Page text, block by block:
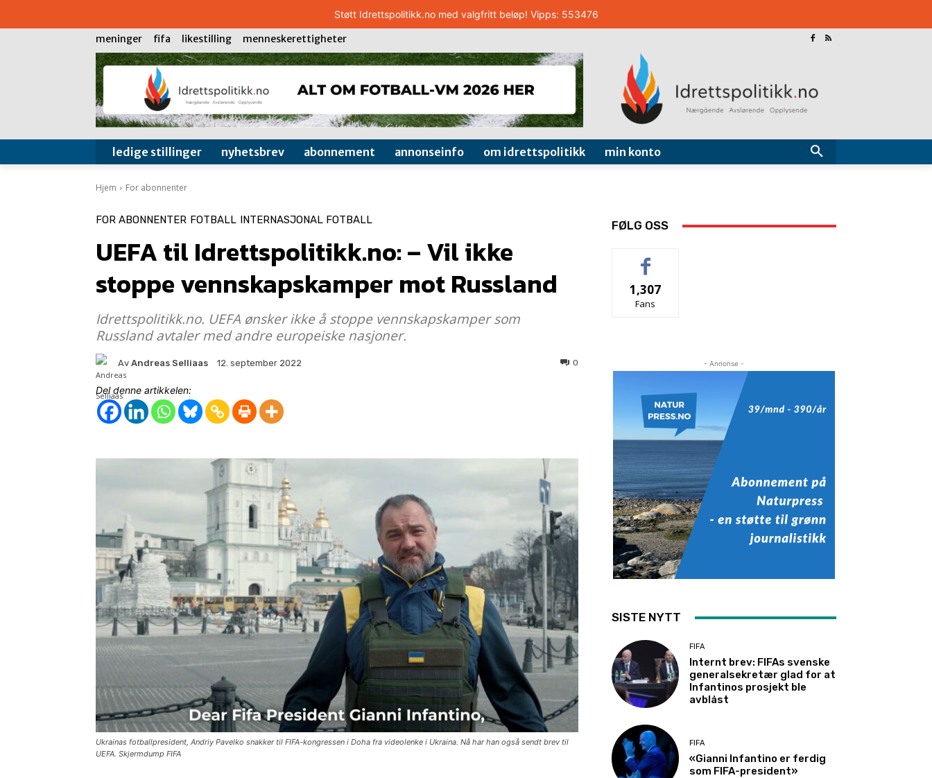
Støtt Idrettspolitikk.no med valgfritt beløp! Vipps: 553476
meninger fifa likestilling menneskerettigheter
ledige stillinger nyhetsbrev abonnement annonseinfo om idrettspolitikk min konto
Hjem For abonnenter
FOR ABONNENTER FOTBALL INTERNASJONAL FOTBALL
UEFA til Idrettspolitikk.no: – Vil ikke
stoppe vennskapskamper mot Russland
Idrettspolitikk.no. UEFA ønsker ikke å stoppe vennskapskamper som
Russland avtaler med andre europeiske nasjoner.
Av Andreas Selliaas 12. september 2022 0
Del denne artikkelen:
Ukrainas fotballpresident, Andriy Pavelko snakker til FIFA-kongressen i Doha fra videolenke i Ukraina. Nå har han også sendt brev til
UEFA. Skjermdump FIFA
FØLG OSS
1,307
Fans
- Annonse -
SISTE NYTT
FIFA
Internt brev: FIFAs svenske
generalsekretær glad for at
Infantinos prosjekt ble
avblåst
FIFA
«Gianni Infantino er ferdig
som FIFA-president»